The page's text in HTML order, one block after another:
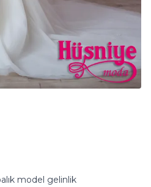
model gelinlik